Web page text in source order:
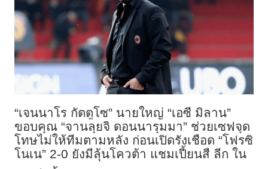
“เจนนาโร กัตตูโซ” นายใหญ่ “เอซี มิลาน”
ขอบคุณ “จานลุยจิ ดอนนารุมมา” ช่วยเซฟจุด
โทษไม่ให้ทีมตามหลัง ก่อนเปิดรังเชือด “โฟรซิ
โนเน” 2-0 ยังมีลุ้นโควต้า แชมเปี้ยนสื ลีก ใน